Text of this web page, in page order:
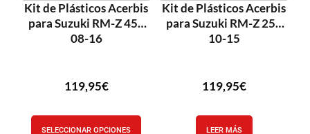
Kit de Plásticos Acerbis
para Suzuki RM-Z 450
08-16
119,95€
SELECCIONAR OPCIONES
Kit de Plásticos Acerbis
para Suzuki RM-Z 250
10-15
119,95€
LEER MÁS